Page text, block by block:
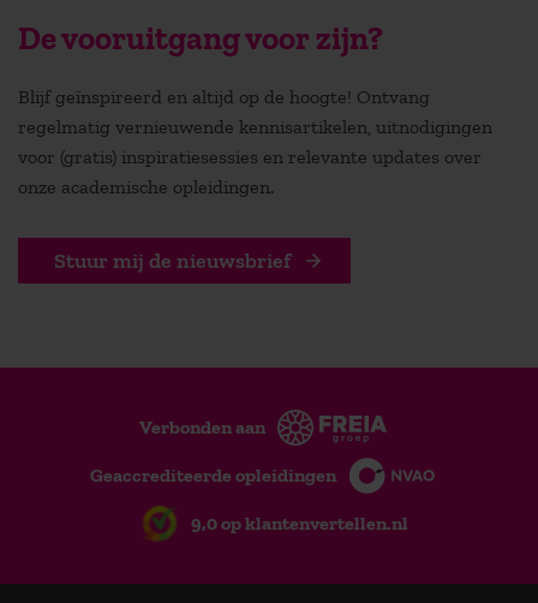
De vooruitgang voor zijn?
Blijf geïnspireerd en altijd op de hoogte! Ontvang
regelmatig vernieuwende kennisartikelen, uitnodigingen
voor (gratis) inspiratiesessies en relevante updates over
onze academische opleidingen.
Stuur mij de nieuwsbrief
Verbonden aan
Geaccrediteerde opleidingen
9,0 op klantenvertellen.nl